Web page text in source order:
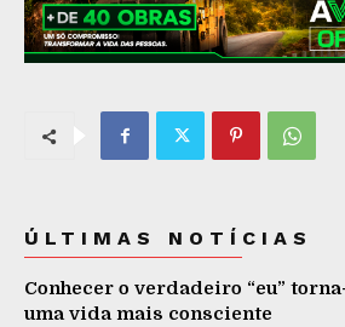
ÚLTIMAS NOTÍCIAS
Conhecer o verdadeiro “eu”
uma vida mais consciente